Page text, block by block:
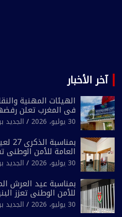
آخر الأخبار
الهيئات المهنية
في المغرب تعلن
انتخابية مُعدة على
ضيق”
30 يوليو، 2026 الجديد
العامة للأمن الوطني
الشرطة السياحية
30 يوليو، 2026 الجديد
بمناسبة عيد العرش
للأمن الوطني تعزز
فرقتين جديدتين
30 يوليو، 2026 الجديد